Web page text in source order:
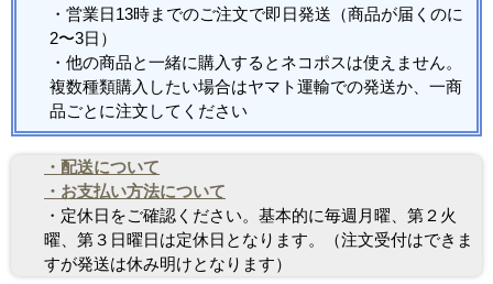
・営業日13時までのご注文で即日発送（商品が届くのに
2〜3日）
・他の商品と一緒に購入するとネコポスは使えません。
複数種類購入したい場合はヤマト運輸での発送か、一商
品ごとに注文してください
・配送について
・お支払い方法について
・定休日をご確認ください。基本的に毎週月曜、第２火
曜、第３日曜日は定休日となります。（注文受付はできま
すが発送は休み明けとなります）